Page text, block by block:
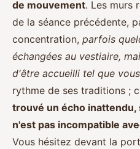
de mouvement. Les murs
de la séance précédente,
concentration, parfois
échangées au vestiaire,
d'être accueilli tel que
rythme de ses traditions ;
trouvé un écho
n'est pas incompatible
Vous hésitez devant la